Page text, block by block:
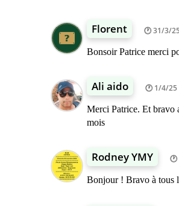
Florent 31/3/
Bonsoir Patrice merci
Ali aido 1/4/25
Merci Patrice. Et bravo
mois
Rodney YMY
Bonjour ! Bravo à tous